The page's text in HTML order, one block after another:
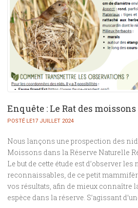
Enquête : Le Rat des
POSTÉ LE17 JUILLET 2024
Nous lançons une prospection des
Moissons dans la Réserve Naturelle
Le but de cette étude est d’observer les
reconnaissables, de ce petit
vos résultats, afin de mieux connaître
espèce dans la réserve. S’agissant